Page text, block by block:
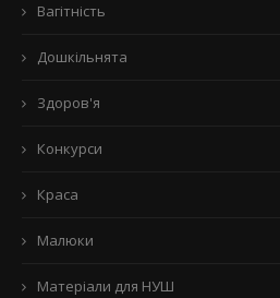
Вагітність
Дошкільнята
Здоров'я
Конкурси
Краса
Малюки
Матеріали для НУШ